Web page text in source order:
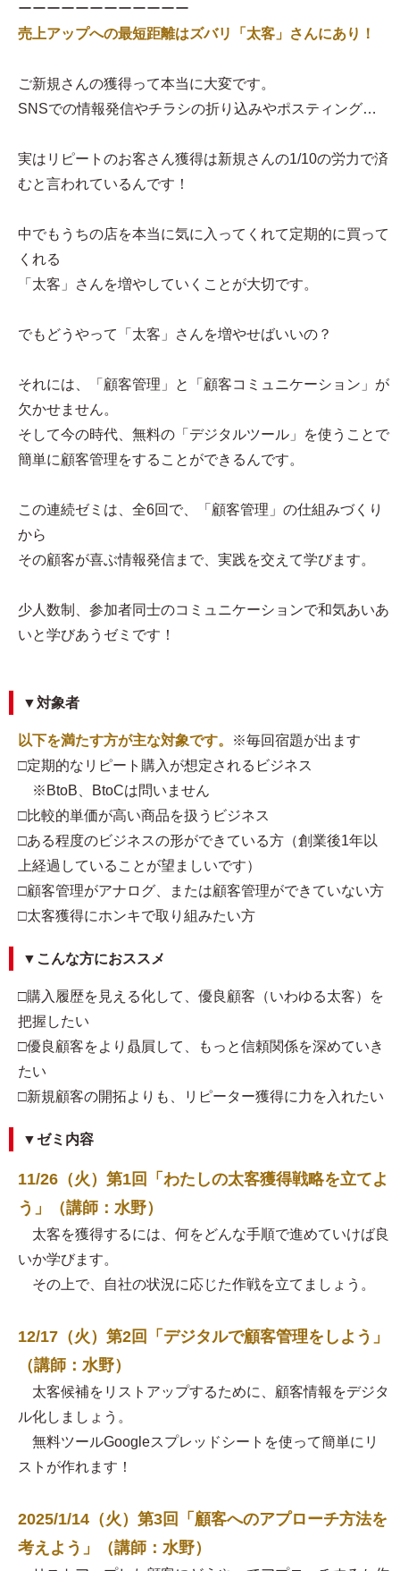
ーーーーーーーーーーーー
売上アップへの最短距離はズバリ「太客」さんにあり！
ご新規さんの獲得って本当に大変です。
SNSでの情報発信やチラシの折り込みやポスティング…
実はリピートのお客さん獲得は新規さんの1/10の労力で済
むと言われているんです！
中でもうちの店を本当に気に入ってくれて定期的に買って
くれる
「太客」さんを増やしていくことが大切です。
でもどうやって「太客」さんを増やせばいいの？
それには、「顧客管理」と「顧客コミュニケーション」が
欠かせません。
そして今の時代、無料の「デジタルツール」を使うことで
簡単に顧客管理をすることができるんです。
この連続ゼミは、全6回で、「顧客管理」の仕組みづくり
から
その顧客が喜ぶ情報発信まで、実践を交えて学びます。
少人数制、参加者同士のコミュニケーションで和気あいあ
いと学びあうゼミです！
▼対象者
以下を満たす方が主な対象です。
※毎回宿題が出ます
□定期的なリピート購入が想定されるビジネス
※BtoB、BtoCは問いません
□比較的単価が高い商品を扱うビジネス
□ある程度のビジネスの形ができている方（創業後1年以
上経過していることが望ましいです）
□顧客管理がアナログ、または顧客管理ができていない方
□太客獲得にホンキで取り組みたい方
▼こんな方におススメ
□購入履歴を見える化して、優良顧客（いわゆる太客）を
把握したい
□優良顧客をより贔屓して、もっと信頼関係を深めていき
たい
□新規顧客の開拓よりも、リピーター獲得に力を入れたい
▼ゼミ内容
11/26（火）第1回「わたしの太客獲得戦略を立てよ
う」（講師：水野）
太客を獲得するには、何をどんな手順で進めていけば良
いか学びます。
その上で、自社の状況に応じた作戦を立てましょう。
12/17（火）第2回「デジタルで顧客管理をしよう」
（講師：水野）
太客候補をリストアップするために、顧客情報をデジタ
ル化しましょう。
無料ツールGoogleスプレッドシートを使って簡単にリ
ストが作れます！
2025/1/14（火）第3回「顧客へのアプローチ方法を
考えよう」（講師：水野）